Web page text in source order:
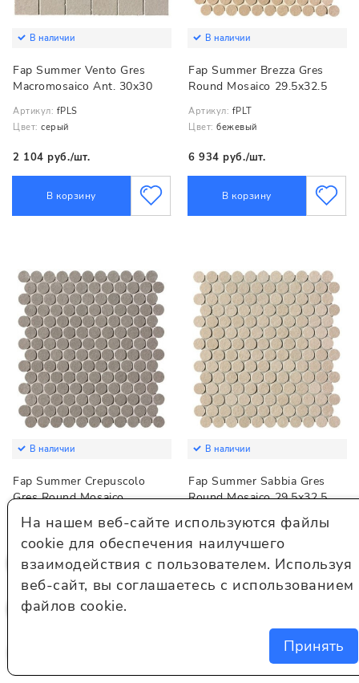
В наличии
Fap Summer Vento Gres
Macromosaico Ant. 30x30
Артикул: fPLS
Цвет: серый
2 104 руб./шт.
В корзину
В наличии
Fap Summer Brezza Gres
Round Mosaico 29.5x32.5
Артикул: fPLT
Цвет: бежевый
6 934 руб./шт.
В корзину
В наличии
Fap Summer Crepuscolo
Gres Round Mosaico
Артикул:
6 934 руб./шт.
В наличии
Fap Summer Sabbia Gres
Round Mosaico 29.5x32.5
Артикул: fPLV
Цвет: бежевый
На нашем веб-сайте используются файлы
cookie для обеспечения наилучшего
взаимодействия с пользователем. Используя
веб-сайт, вы соглашаетесь с использованием
файлов cookie.
Принять